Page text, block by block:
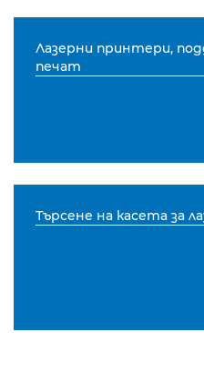
Лазерни принтери,
печат
Търсене на касета за